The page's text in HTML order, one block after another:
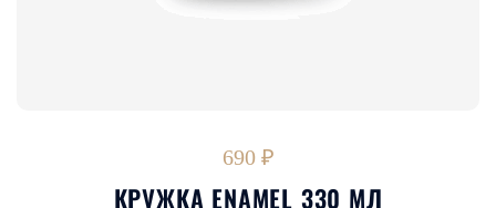
690 ₽
КРУЖКА ENAMEL 330 МЛ